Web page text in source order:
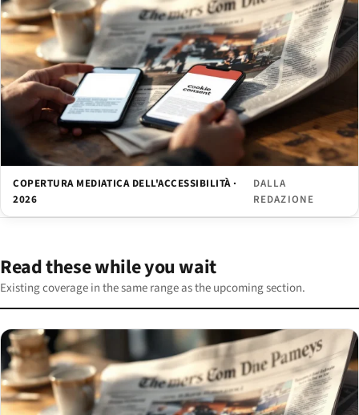
COPERTURA MEDIATICA DELL'ACCESSIBILITÀ ·
2026
DALLA
REDAZIONE
Read these while you wait
Existing coverage in the same range as the upcoming section.